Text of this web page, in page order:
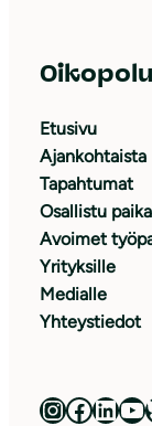
Etusivu
Ajankohtaista
Tapahtumat
Osallistu
Avoimet
Yrityksille
Medialle
Yhteystiedot
Luonnonsuojeluliitto Instagramissa Luonnonsuojeluliitto Facebookissa Luonnonsuojeluliitto LinkedInissä Luonnonsuojeluliiton YouTube-kanava